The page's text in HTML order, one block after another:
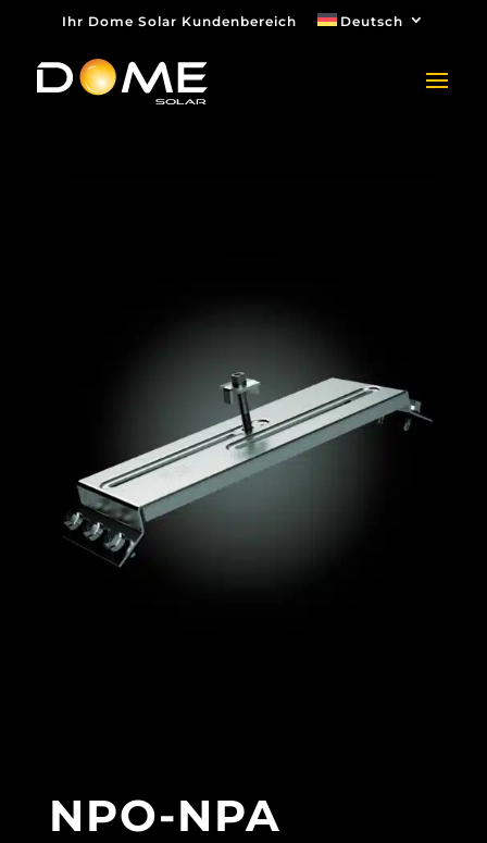
Ihr Dome Solar Kundenbereich Deutsch
NPO-NPA